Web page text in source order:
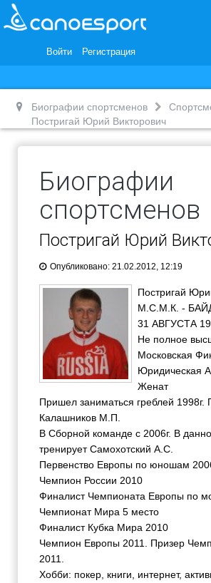
Войти Регистрация
Награды и Благодарности
Биографии спортсменов
Постригай Юрий Викторович
Биографии
спортсменов
Постригай Юрий
Опубликовано: 21.02.2012, 12:19
Постригай
М.С.М.К. -
31 АВГУСТА
Не полное
Московская
Юридическая
Женат
Пришел заниматься греблей 1998г.
Калашников М.П.
В Сборной команде с 2006г. В
тренирует Самохотский А.С.
Первенство Европы по юношам
Чемпион России 2010
Финалист Чемпионата Европы по
Чемпионат Мира 5 место
Финалист Кубка Мира 2010
Чемпион Европы 2011. Призер
2011.
Хобби: покер, книги, интернет,